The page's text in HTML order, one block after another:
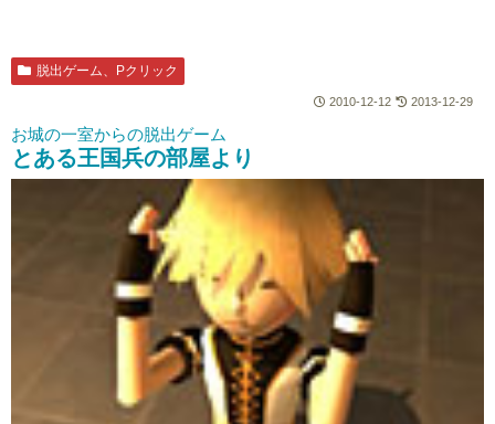
脱出ゲーム、Pクリック
2010-12-12 2013-12-29
お城の一室からの脱出ゲーム
とある王国兵の部屋より